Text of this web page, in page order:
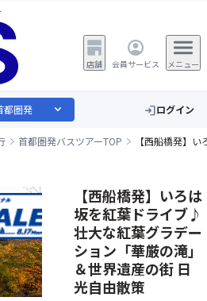
店舗 会員サービス メニュー
都圏発 expand_more loginログイン
首都圏発バスツアーTOP 【西船橋発】
【西船橋発】いろは
坂を紅葉ドライブ♪
壮大な紅葉グラデー
ション「華厳の滝」
＆世界遺産の街 日
光自由散策